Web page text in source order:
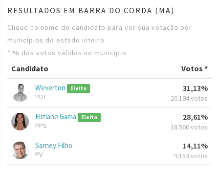
RESULTADOS EM BARRA DO CORDA (MA)
Clique no nome do candidato para ver sua votação por
municípios do estado inteiro
* % dos votos válidos no município
Candidato Votos *
Weverton Eleito
PDT
31,13%
20.194 votos
Eliziane Gama Eleito
PPS
28,61%
18.560 votos
Sarney Filho
PV
14,11%
9.153 votos